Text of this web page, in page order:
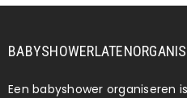
Een babyshower organiseren